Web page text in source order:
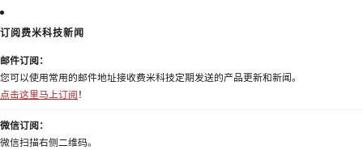
订阅费米科技新闻
邮件订阅：
您可以使用常用的邮件地址接收费米科技定期发送的产品更新和新闻。
点击这里马上订阅 ！
微信订阅：
微信扫描右侧二维码。